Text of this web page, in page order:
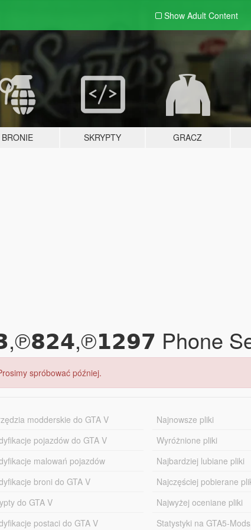
Show Adult Content
BRONIE SKRYPTY GRACZ
Phone
spróbować później.
modderskie do GTA V
pojazdów do GTA V
malowań pojazdów
broni do GTA V
do GTA V
postaci do GTA V
Najnowsze pliki
Wyróżnione pliki
Najbardziej lubiane pliki
Najczęściej pobierane
Najwyżej oceniane pliki
Statystyki na GTA5-